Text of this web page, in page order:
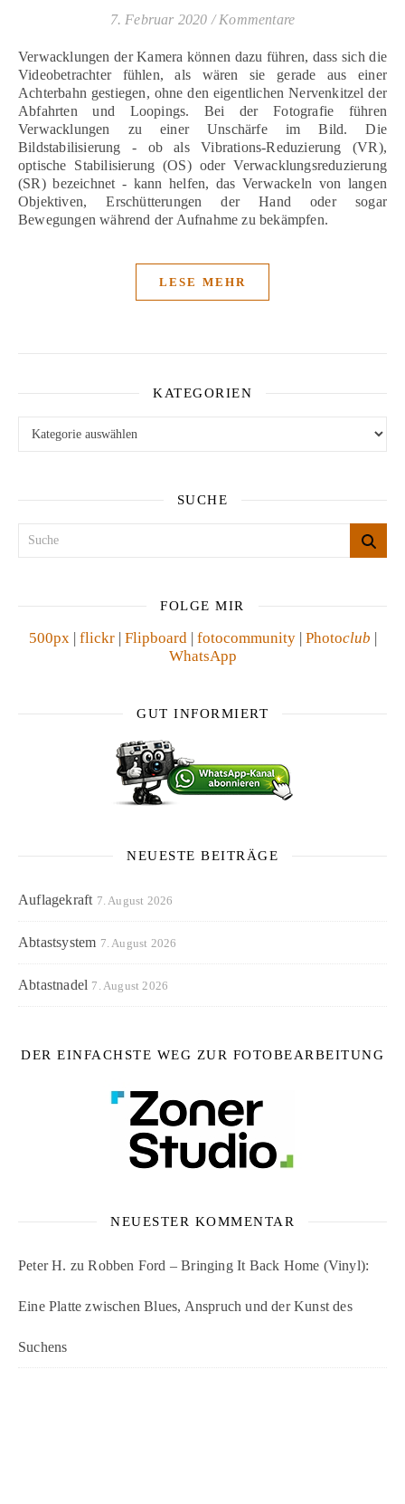
7. Februar 2020 / Kommentare
Verwacklungen der Kamera können dazu führen, dass sich die
Videobetrachter fühlen, als wären sie gerade aus einer
Achterbahn gestiegen, ohne den eigentlichen Nervenkitzel der
Abfahrten und Loopings. Bei der Fotografie führen
Verwacklungen zu einer Unschärfe im Bild. Die
Bildstabilisierung - ob als Vibrations-Reduzierung (VR),
optische Stabilisierung (OS) oder Verwacklungsreduzierung
(SR) bezeichnet - kann helfen, das Verwackeln von langen
Objektiven, Erschütterungen der Hand oder sogar
Bewegungen während der Aufnahme zu bekämpfen.
LESE MEHR
KATEGORIEN
SUCHE
FOLGE MIR
500px| flickr| Flipboard| fotocommunity| Photoclub |
WhatsApp
GUT INFORMIERT
NEUESTE BEITRÄGE
Auflagekraft 7. August 2026
Abtastsystem 7. August 2026
Abtastnadel 7. August 2026
DER EINFACHSTE WEG ZUR FOTOBEARBEITUNG
NEUESTER KOMMENTAR
Peter H. zuRobben Ford – Bringing It Back Home (Vinyl):
Eine Platte zwischen Blues, Anspruch und der Kunst des
Suchens